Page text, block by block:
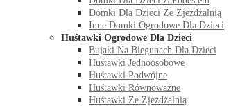
Domki Dla Dzieci Ze Zjeżdżalnią
Inne Domki Ogrodowe Dla Dzieci
Huśtawki Ogrodowe Dla Dzieci
Bujaki Na Biegunach Dla Dzieci
Huśtawki Jednoosobowe
Huśtawki Podwójne
Huśtawki Równoważne
Huśtawki Ze Zjeżdżalnią